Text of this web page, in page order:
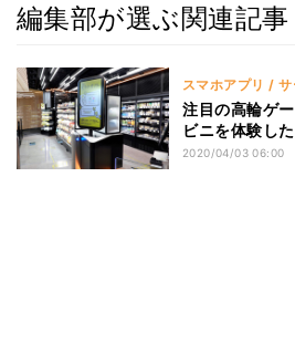
編集部が選ぶ関連記事
スマホアプリ / サ
注目の高輪ゲ
ビニを体験した
2020/04/03 06:00